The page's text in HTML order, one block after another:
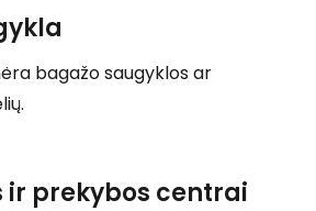
bagažo saugyklos ar
ir prekybos centrai